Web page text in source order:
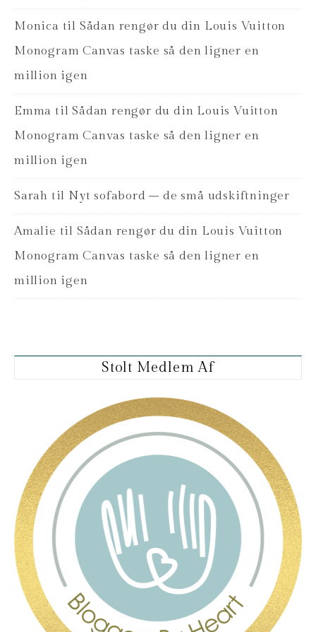
Monica til Sådan rengør du din Louis Vuitton
Monogram Canvas taske så den ligner en
million igen
Emma tilSådan rengør du din Louis Vuitton
Monogram Canvas taske så den ligner en
million igen
Sarah til Nyt sofabord – de små udskiftninger
Amalie til Sådan rengør du din Louis Vuitton
Monogram Canvas taske så den ligner en
million igen
Stolt Medlem Af